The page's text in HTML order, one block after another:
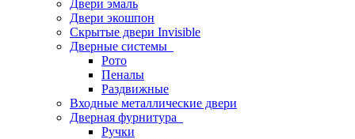
Двери эмаль
Двери экошпон
Скрытые двери Invisible
Дверные системы
Рото
Пеналы
Раздвижные
Входные металлические двери
Дверная фурнитура
Ручки